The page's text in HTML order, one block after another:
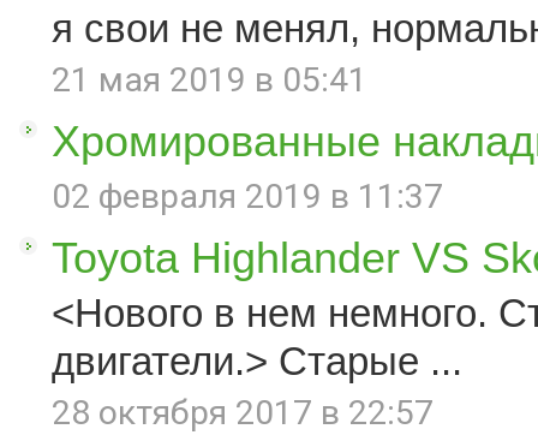
я свои не менял,
21 мая 2019 в 05:41
Хромированные
02 февраля 2019 в 11:37
Toyota Highlander VS
<Нового в нем немного.
двигатели.> Старые ...
28 октября 2017 в 22:57